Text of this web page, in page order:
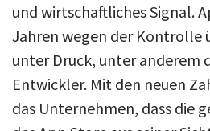
und wirtschaftliches Signal.
Jahren wegen der Kontrolle
unter Druck, unter anderem
Entwickler. Mit den neuen
das Unternehmen, dass die